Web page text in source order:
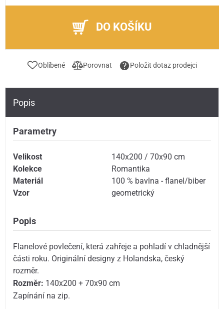
DO KOŠÍKU
Oblíbené Porovnat Položit dotaz prodejci
Popis
Parametry
Velikost
140x200 / 70x90 cm
Kolekce
Romantika
Materiál
100 % bavlna - flanel/biber
Vzor
geometrický
Popis
Flanelové povlečení, která zahřeje a pohladí v chladnější
části roku. Originální designy z Holandska, český
rozměr.
Rozměr: 140x200 + 70x90 cm
Zapínání na zip.